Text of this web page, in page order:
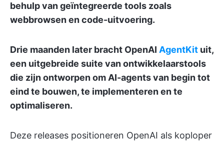
behulp van geïntegreerde tools zoals
webbrowsen en code-uitvoering.
Drie maanden later bracht OpenAI AgentKit uit,
een uitgebreide suite van ontwikkelaarstools
die zijn ontworpen om AI-agents van begin tot
eind te bouwen, te implementeren en te
optimaliseren.
Deze releases positioneren OpenAI als koploper